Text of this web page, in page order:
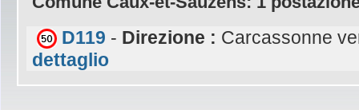
D119 - Direzione : Carcassonne
dettaglio